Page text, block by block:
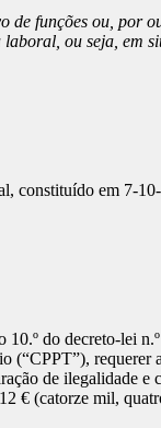
de funções ou, por
ou seja, em
constituído em 7-
do decreto-lei
(“CPPT”),
de ilegalidade e
€ (catorze mil,